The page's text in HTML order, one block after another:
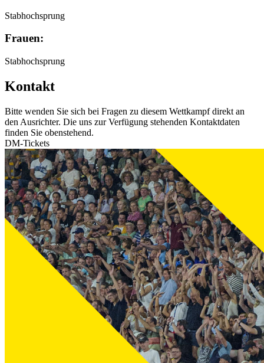
Stabhochsprung
Frauen:
Stabhochsprung
Kontakt
Bitte wenden Sie sich bei Fragen zu diesem Wettkampf direkt an
den Ausrichter. Die uns zur Verfügung stehenden Kontaktdaten
finden Sie obenstehend.
DM-Tickets